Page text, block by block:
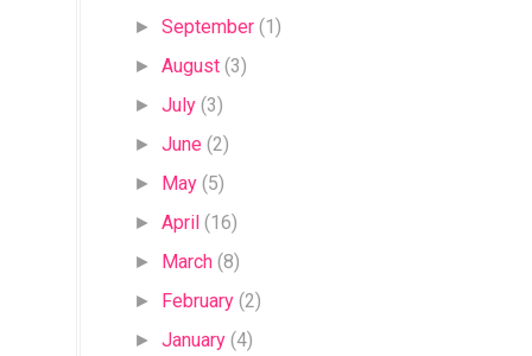
►September (1)
►August (3)
►July (3)
►June (2)
► May (5)
►April (16)
► March (8)
► February (2)
►January (4)